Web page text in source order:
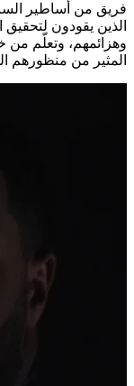
فريق من أساطير
الذين يقودون
وهزائمهم، وتعلّم من
المثير من منظورهم